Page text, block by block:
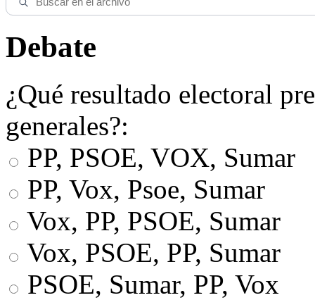
Debate
¿Qué resultado electoral
generales?:
PP, PSOE, VOX, Sumar
PP, Vox, Psoe, Sumar
Vox, PP, PSOE, Sumar
Vox, PSOE, PP, Sumar
PSOE, Sumar, PP, Vox